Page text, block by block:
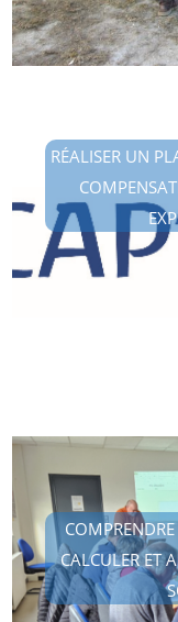
RÉALISER UN
CALCULER ET